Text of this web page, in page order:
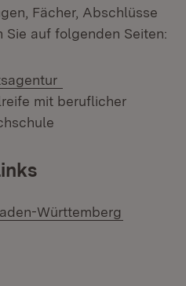
Fächer, Abschlüsse
auf folgenden Seiten:
mit beruflicher
Württemberg